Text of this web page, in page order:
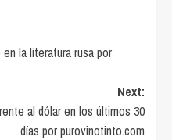
la literatura rusa por
Next:
al dólar en los últimos 30
días por purovinotinto.com